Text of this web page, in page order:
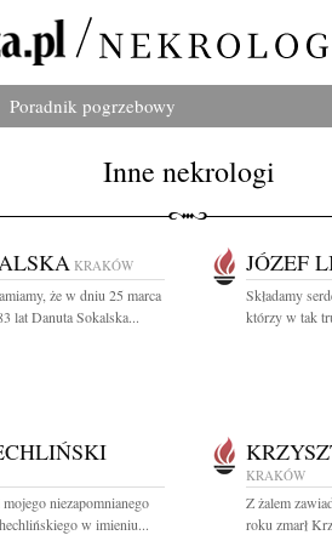
Poradnik pogrzebowy
Inne nekrologi
KRAKÓW
że w dniu 25 marca
lat Danuta Sokalska...
JÓZEF
Składamy
którzy w tak
niezapomnianego
w imieniu...
KRAKÓW
Z żalem
roku zmarł